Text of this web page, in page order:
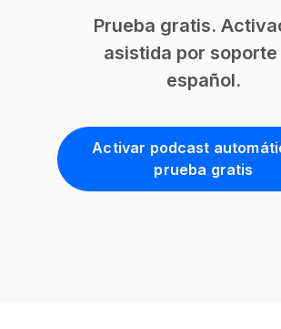
Prueba gratis.
asistida por soporte
español.
Activar podcast
prueba gratis